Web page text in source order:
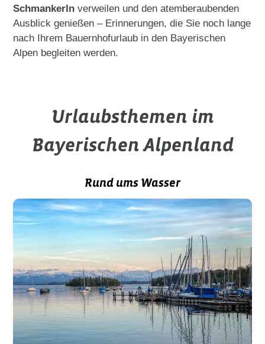
Schmankerln verweilen und den atemberaubenden
Ausblick genießen – Erinnerungen, die Sie noch lange
nach Ihrem Bauernhofurlaub in den Bayerischen
Alpen begleiten werden.
Urlaubsthemen im
Bayerischen Alpenland
Rund ums Wasser